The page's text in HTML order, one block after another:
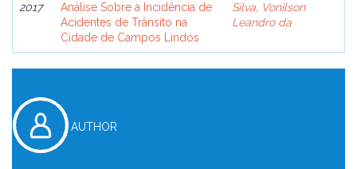
2017
Análise Sobre a Incidência de
Acidentes de Trânsito na
Cidade de Campos Lindos
Silva, Vonilson
Leandro da
AUTHOR